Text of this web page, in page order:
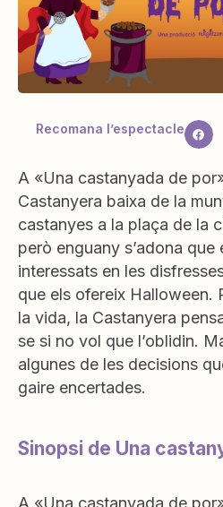
Recomana l’espectacle
A «Una castanyada de
Castanyera baixa de la
castanyes a la plaça de la
però enguany s’adona que
interessats en les
que els ofereix Halloween.
la vida, la Castanyera
se si no vol que l’oblidin.
algunes de les decisions
gaire encertades.
Sinopsi de Una